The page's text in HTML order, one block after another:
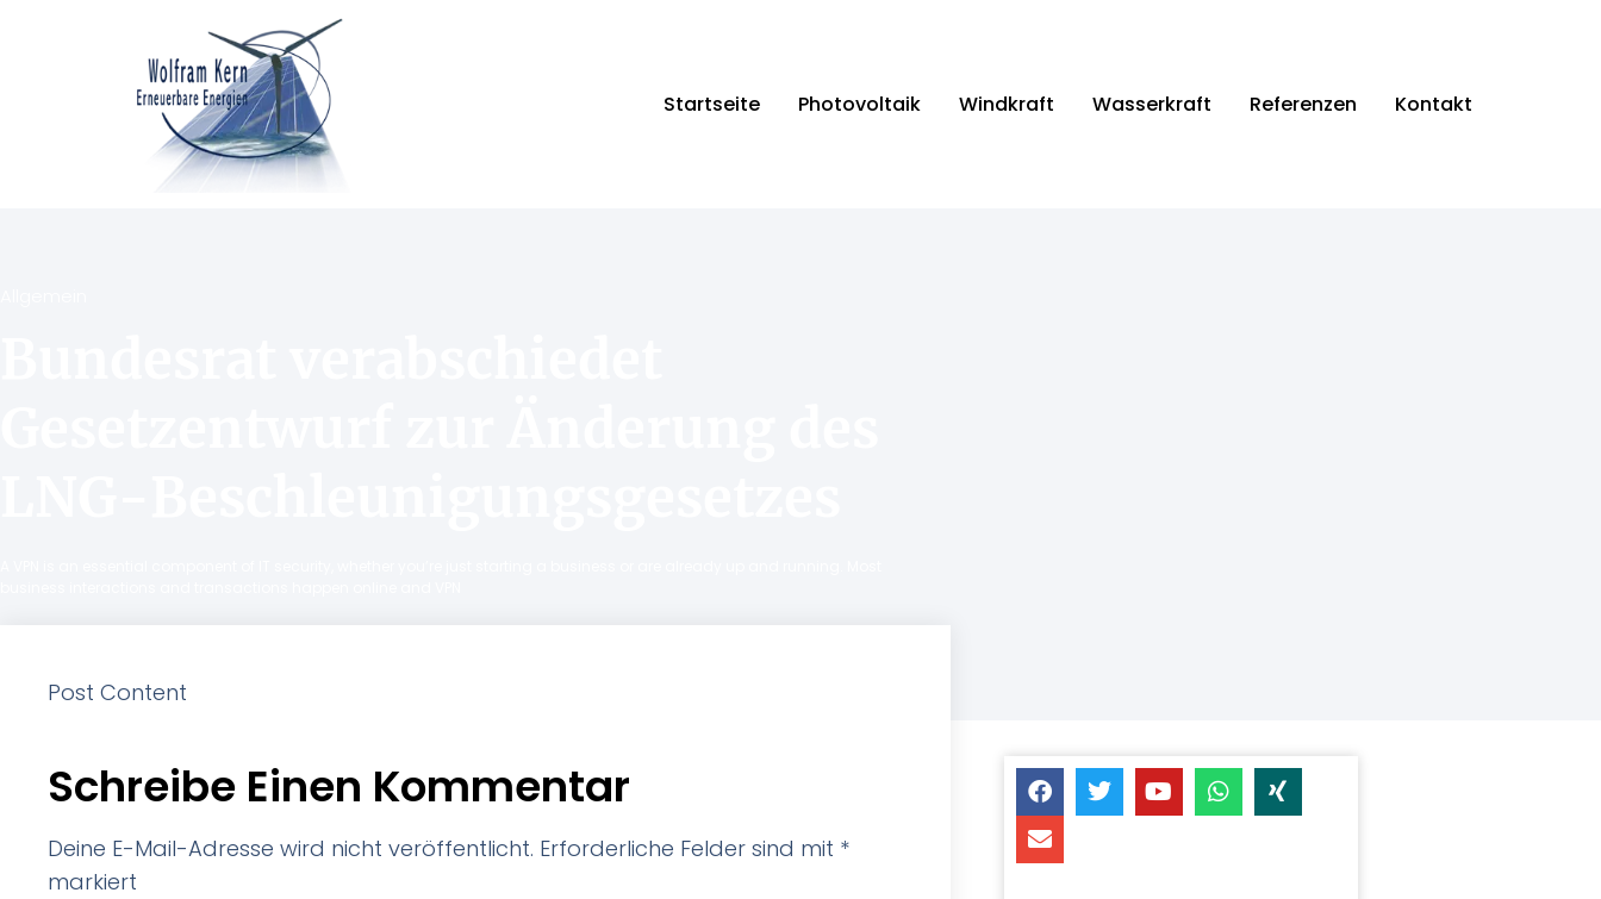
Startseite Photovoltaik Windkraft Wasserkraft Referenzen Kontakt
Post Content
Schreibe Einen Kommentar
Deine E-Mail-Adresse wird nicht veröffentlicht. Erforderliche Felder sind mit *
markiert